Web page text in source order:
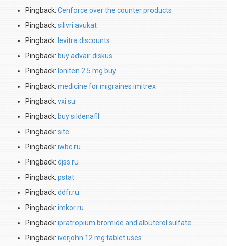
Pingback: Cenforce over the counter products
Pingback: silivri avukat
Pingback: levitra discounts
Pingback: buy advair diskus
Pingback: loniten 2.5 mg buy
Pingback: medicine for migraines imitrex
Pingback: vxi.su
Pingback: buy sildenafil
Pingback: site
Pingback: iwbc.ru
Pingback: djss.ru
Pingback: pstat
Pingback: ddfr.ru
Pingback: imkor.ru
Pingback: ipratropium bromide and albuterol sulfate
Pingback: iverjohn 12 mg tablet uses